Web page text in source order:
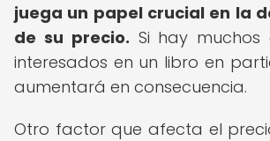
juega un papel crucial en la
de su precio. Si hay muchos
interesados en un libro en
aumentará en consecuencia.
Otro factor que afecta el